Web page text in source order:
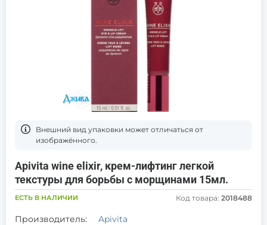
Bнешний вид упаковки может отличаться от
изображённого.
Apivita wine elixir, крем-лифтинг легкой
текстуры для борьбы с морщинами 15мл.
ЕСТЬ В НАЛИЧИИ Код товара: 2018488
Производитель:
Apivita